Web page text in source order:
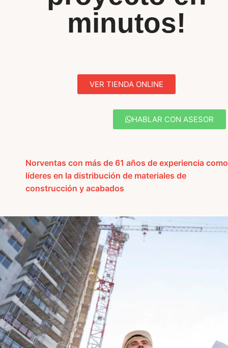
minutos!
VER TIENDA ONLINE
HABLAR CON ASESOR
Norventas con más de 61 años de experiencia como
líderes en la distribución de materiales de
construcción y acabados